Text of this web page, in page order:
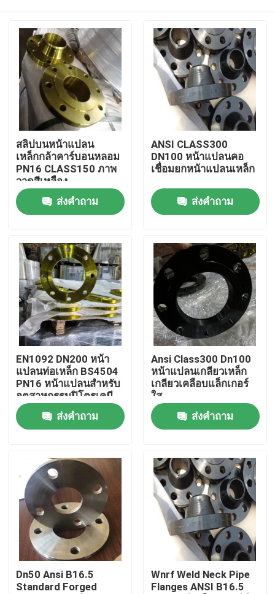
เกี่ยวกับเรา
รายชื่อผู้ติดต่อ
ผลิตภัณฑ์
หน้าแปลนท่อเหล็ก
หน้าแปลนท่อ DIN
หน้าแปลนท่อ ANSI
หน้าแปลนมาตรฐาน GOST
BS 4504 หน้าแปลน
EN 1092 หน้าแปลน
สลิปบนหน้าแปลน
เหล็กกล้าคาร์บอนหลอม
PN16 CLASS150 ภาพ
วาดสีเหลือง
ส่งคำถาม
ANSI CLASS300
DN100 หน้าแปลนคอ
เชื่อมยกหน้าแปลนเหล็ก
ส่งคำถาม
EN1092 DN200 หน้า
แปลนท่อเหล็ก BS4504
PN16 หน้าแปลนสำหรับ
อุตสาหกรรมปิโตรเคมี
ส่งคำถาม
Ansi Class300 Dn100
หน้าแปลนเกลียวเหล็ก
เกลียวเคลือบแล็กเกอร์
ใส
ส่งคำถาม
Dn50 Ansi B16.5
Standard Forged
Wnrf Weld Neck Pipe
Flanges ANSI B16.5